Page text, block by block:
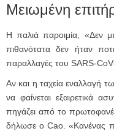
Μειωμένη
Η παλιά παροιμία, «Δεν
πιθανότατα δεν ήταν
παραλλαγές του SARS-
Αν και η ταχεία εναλλαγή
να φαίνεται εξαιρετικά
πηγάζει από το
δήλωσε ο Cao. «Κανένας